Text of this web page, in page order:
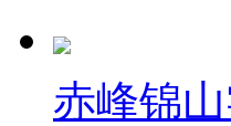
赤峰锦